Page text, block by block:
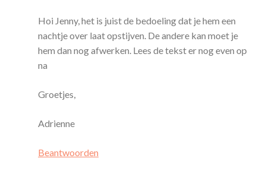
Hoi Jenny, het is juist de bedoeling dat je hem een
nachtje over laat opstijven. De andere kan moet je
hem dan nog afwerken. Lees de tekst er nog even op
na
Groetjes,
Adrienne
Beantwoorden